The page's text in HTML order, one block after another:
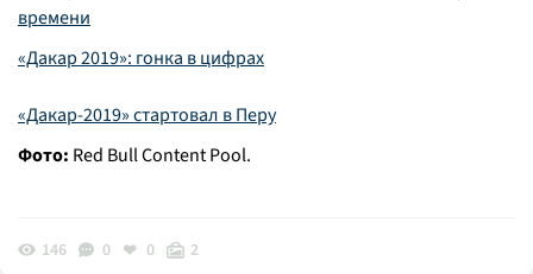
времени
«Дакар 2019»: гонка в цифрах
«Дакар-2019» стартовал в Перу
Фото: Red Bull Content Pool.
146 0 0 2